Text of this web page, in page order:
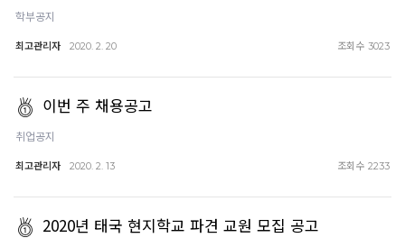
학부공지
최고관리자 2020. 2. 20 조회수 3023
이번 주 채용공고
취업공지
최고관리자 2020. 2. 13 조회수 2233
2020년 태국 현지학교 파견 교원 모집 공고